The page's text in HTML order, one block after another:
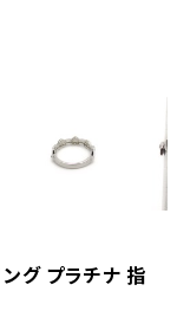
グ プラチナ 指